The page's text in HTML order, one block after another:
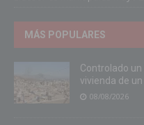
MÁS POPULARES
Controlado
vivienda de
08/08/2026